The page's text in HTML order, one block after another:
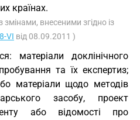
країнах.
змінами, внесеними згідно із
VI від 08.09.2011 )
матеріали доклінічного
та їх експертиз;
матеріали щодо методів
засобу, проект
або відомості про